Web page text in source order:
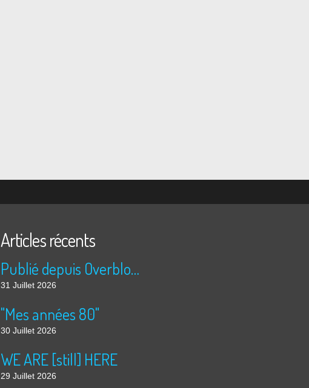
Articles récents
Publié depuis Overblog et Facebook
31 Juillet 2026
"Mes années 80"
30 Juillet 2026
WE ARE [still] HERE
29 Juillet 2026